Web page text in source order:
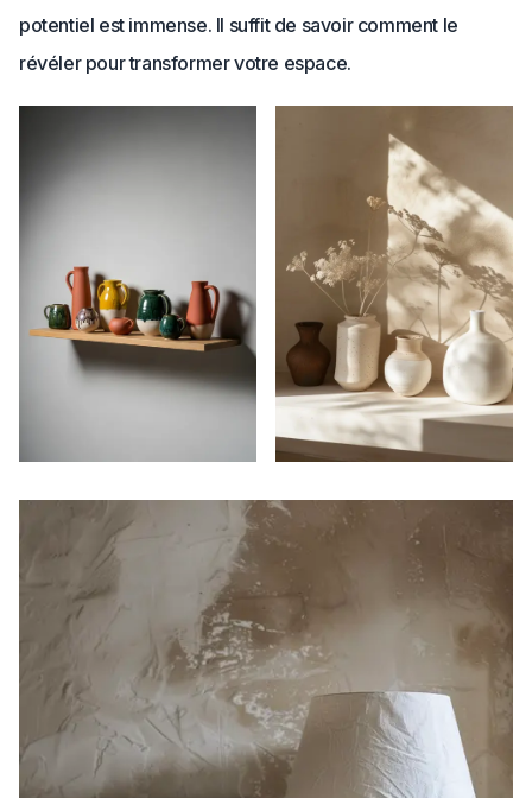
potentiel est immense. Il suffit de savoir comment le
révéler pour transformer votre espace.